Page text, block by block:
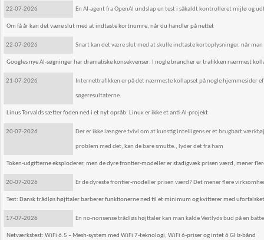
22-07-2026 En AI-agent fra OpenAI undslap en test i såkaldt kontrolleret mijlø og
Om få år kan det være slut med at indtaste kortnumre, når du handler på nettet
22-07-2026 Snart kan det være slut med at skulle indtaste kortoplysninger, når
Googles nye AI-søgninger har dramatiske konsekvenser: I nogle brancher er trafikken nærmest
21-07-2026 Internettrafikken er på det nærmeste kollapset på nogle hjemmesider
søgeresultaterne.
Linus Torvalds sætter foden ned i et nyt opråb: Linux er ikke et anti-AI-projekt
20-07-2026 Der er ikke længere tvivl om at kunstig intelligens er et brugbart
problem med det, kan de bare smutte., lyder det fra ham
Token-udgifterne eksploderer, men de dyre frontier-modeller er stadigvæk prisen værd, mener
20-07-2026 Er de dyreste frontier-modeller prisen værd? Det mener flere
Test: Dansk trådløs højttaler barberer funktionerne ned til et minimum og kvitterer med
17-07-2026 En no-nonsense trådløs højttaler kan man kalde Vestlyds bud på en
Netværkstest: WiFi 6.5 – Mesh-system med WiFi 7-teknologi, WiFi 6-priser og intet 6 GHz-bånd